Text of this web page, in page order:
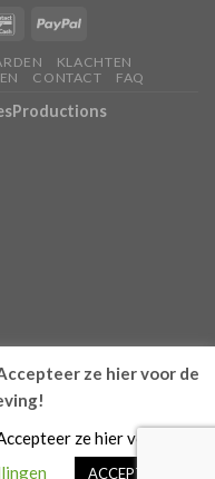
KLACHTEN
CONTACT FAQ
ze hier voor de
ze hier voor de
ACCEPTEREN